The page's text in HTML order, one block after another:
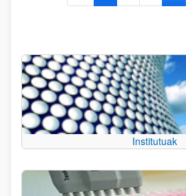
Institutuak